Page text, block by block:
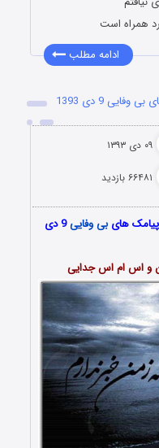
همراه است
ادامه مطلب
9 دی 1393
۰۹ دی ۱۳۹۳
۶۶۴۸۱ بازدید
های بی وفایی
9 دی
و اس ام اس جدایی